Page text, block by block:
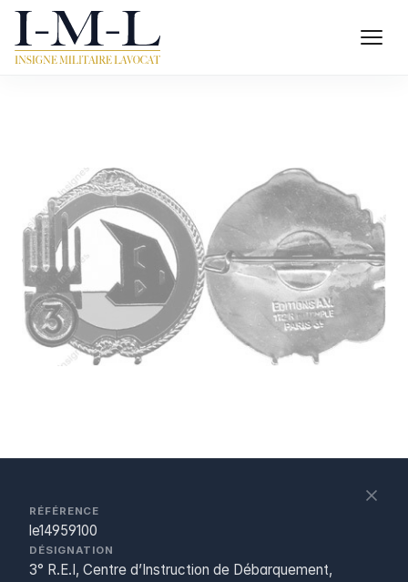
RÉFÉRENCE
le14959100
DÉSIGNATION
3° R.E.I, Centre d’Instruction de Débarquement,